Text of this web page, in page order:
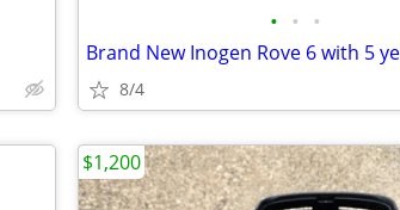
• • •
8/4
$1,200